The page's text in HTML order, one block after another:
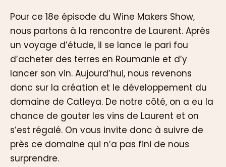
Pour ce 18e épisode du Wine Makers Show,
nous partons à la rencontre de Laurent. Après
un voyage d’étude, il se lance le pari fou
d’acheter des terres en Roumanie et d’y
lancer son vin. Aujourd’hui, nous revenons
donc sur la création et le développement du
domaine de Catleya. De notre côté, on a eu la
chance de gouter les vins de Laurent et on
s’est régalé. On vous invite donc à suivre de
près ce domaine qui n’a pas fini de nous
surprendre.